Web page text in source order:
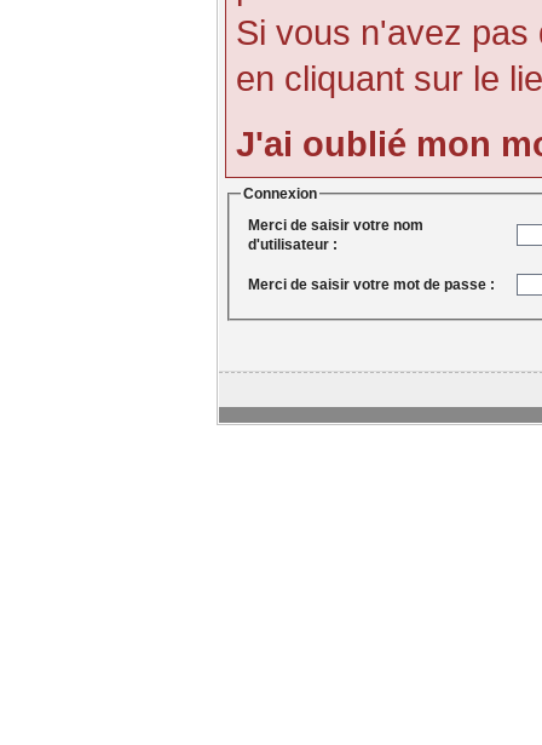
Si vous n'avez
en cliquant sur le
J'ai oublié mon
Connexion
Merci de saisir votre nom
d'utilisateur :
Merci de saisir votre mot de passe :